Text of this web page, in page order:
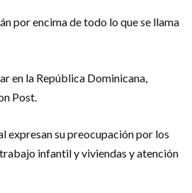
por encima de todo lo que se llama
en la República Dominicana,
Post.
expresan su preocupación por los
infantil y viviendas y atención